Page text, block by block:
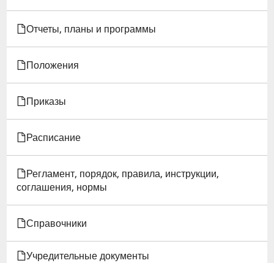
ОРГАНИЗАЦИЮ
КУЛЬТУРНО-
МАССОВОЙ,
ФИЗКУЛЬТУРНОЙ
СПОРТИВНОЙ,
ОЗДОРОВИТЕЛЬНОЙ
РАБОТЫ
С
ОБУЧАЮЩИМИСЯ
Отчеты, планы и программы
Положения
Приказы
Расписание
Регламент, порядок, правила, инструкции,
соглашения, нормы
Справочники
Учредительные документы